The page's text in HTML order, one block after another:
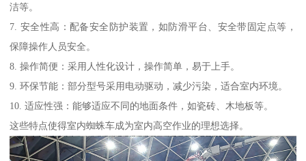
洁等。
7. 安全性高：配备安全防护装置，如防滑平台、安全带固定点等，
保障操作人员安全。
8. 操作简便：采用人性化设计，操作简单，易于上手。
9. 环保节能：部分型号采用电动驱动，减少污染，适合室内环境。
10. 适应性强：能够适应不同的地面条件，如瓷砖、木地板等。
这些特点使得室内蜘蛛车成为室内高空作业的理想选择。